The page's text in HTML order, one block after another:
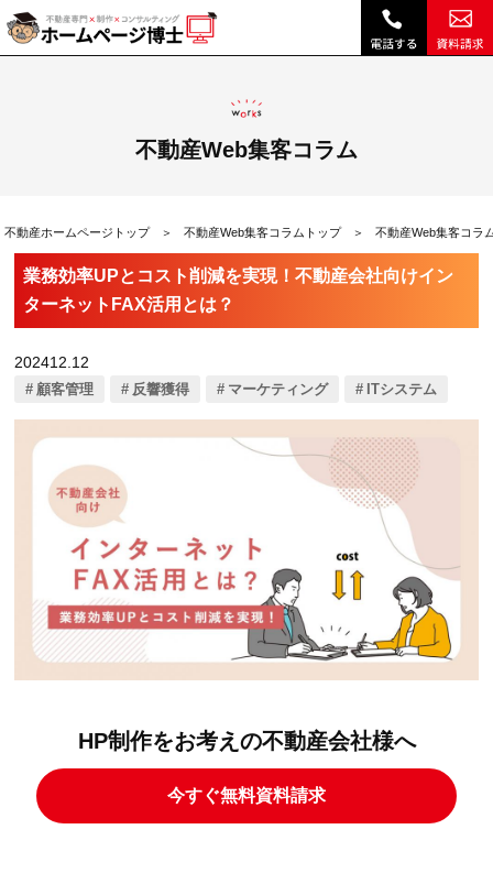
不動産Web集客コラム
不動産ホームページトップ 不動産Web集客コラムトップ 不動産Web集客コラ
業務効率UPとコスト削減を実現！不動産会社向けイン
ターネットFAX活用とは？
202412.12
顧客管理 反響獲得 マーケティング ITシステム
HP制作をお考えの不動産会社様へ
今すぐ無料資料請求